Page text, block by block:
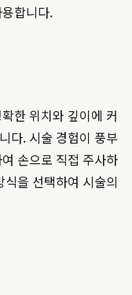
합니다.
한 위치와 깊이에 커
다. 시술 경험이 풍부
손으로 직접 주사하
을 선택하여 시술의